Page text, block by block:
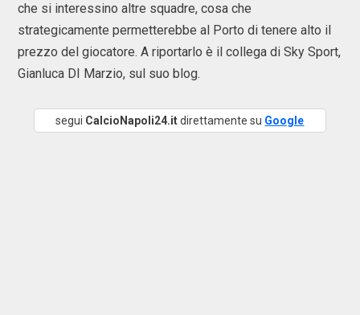
che si interessino altre squadre, cosa che
strategicamente permetterebbe al Porto di tenere alto il
prezzo del giocatore. A riportarlo è il collega di Sky Sport,
Gianluca DI Marzio, sul suo blog.
segui CalcioNapoli24.itdirettamente su Google